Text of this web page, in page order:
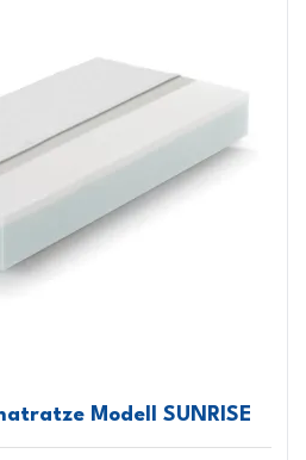
Modell SUNRISE